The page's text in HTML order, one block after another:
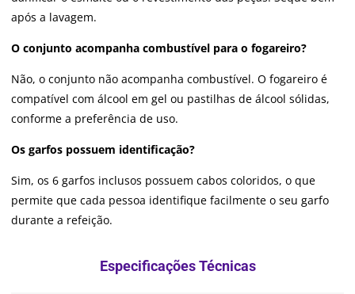
após a lavagem.
O conjunto acompanha combustível para o fogareiro?
Não, o conjunto não acompanha combustível. O fogareiro é
compatível com álcool em gel ou pastilhas de álcool sólidas,
conforme a preferência de uso.
Os garfos possuem identificação?
Sim, os 6 garfos inclusos possuem cabos coloridos, o que
permite que cada pessoa identifique facilmente o seu garfo
durante a refeição.